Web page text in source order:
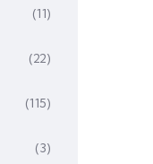
(11)
(22)
(115)
(3)